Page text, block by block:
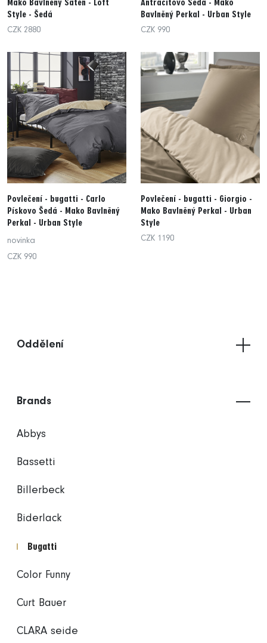
Mako Bavlněný Satén - Loft
Style - Šedá
CZK 2880
Antracitovo Šedá - Mako
Bavlněný Perkal - Urban Style
CZK 990
Povlečení - bugatti - Carlo
Pískovo Šedá - Mako Bavlněný
Perkal - Urban Style
novinka
CZK 990
Povlečení - bugatti - Giorgio -
Mako Bavlněný Perkal - Urban
Style
CZK 1190
Oddělení
Brands
Abbys
Bassetti
Billerbeck
Biderlack
Bugatti
Color Funny
Curt Bauer
CLARA seide